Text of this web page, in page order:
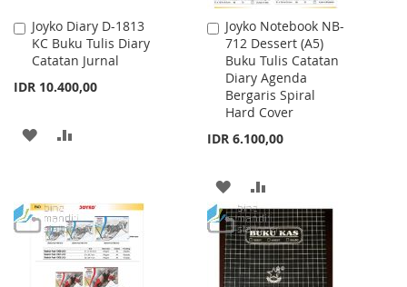
Joyko Diary D-1813
KC Buku Tulis Diary
Catatan Jurnal
IDR 10.400,00
Add
to
Cart
ADD
LIST
Joyko Notebook NB-
712 Dessert (A5)
Buku Tulis Catatan
Diary Agenda
Bergaris Spiral
Hard Cover
IDR 6.100,00
Add
to
Cart
ADD
TO
WISH
LIST
TO
COMPARE